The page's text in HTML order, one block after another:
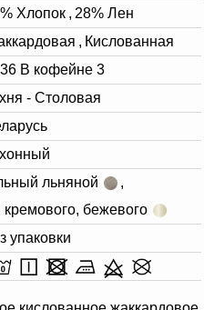
Хлопок , 28% Лен
, Кислованная
В кофейне 3
- Столовая
льняной
,
кремового, бежевого
упаковки